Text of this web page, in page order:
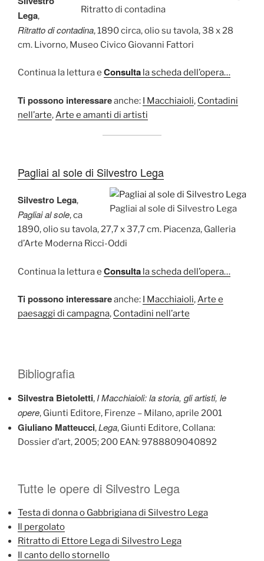
Ritratto di contadina
Lega,
Ritratto di contadina, 1890 circa, olio su tavola, 38 x 28
cm. Livorno, Museo Civico Giovanni Fattori
Continua la lettura e Consulta la scheda dell’opera…
Ti possono interessareanche: I Macchiaioli, Contadini
nell’arte,Arte e amanti di artisti
Pagliai al sole di Silvestro Lega
Pagliai al sole di Silvestro Lega
Silvestro Lega,
Pagliai al sole, ca
1890, olio su tavola, 27,7 x 37,7 cm. Piacenza, Galleria
d’Arte Moderna Ricci-Oddi
Continua la lettura e Consulta la scheda dell’opera…
Ti possono interessareanche: I Macchiaioli,Arte e
paesaggi di campagna, Contadini nell’arte
Bibliografia
Silvestra Bietoletti, I Macchiaioli: la storia, gli artisti, le
opere, Giunti Editore, Firenze – Milano, aprile 2001
Giuliano Matteucci,Lega, Giunti Editore, Collana:
Dossier d’art, 2005; 200 EAN: 9788809040892
Tutte le opere di Silvestro Lega
Testa di donna o Gabbrigiana di Silvestro Lega
Il pergolato
Ritratto di Ettore Lega di Silvestro Lega
Il canto dello stornello